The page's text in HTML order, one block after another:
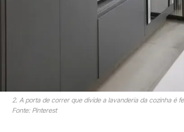
2. A porta de correr que divide a lavanderia da cozinha é
Fonte: Pinterest